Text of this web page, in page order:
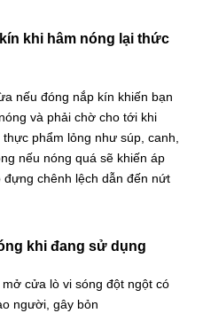
khi hâm nóng lại thức
nếu đóng nắp kín khiến bạn
và phải chờ cho tới khi
phẩm lỏng như súp, canh,
nếu nóng quá sẽ khiến áp
chênh lệch dẫn đến nứt
khi đang sử dụng
cửa lò vi sóng đột ngột có
người, gây bỏn